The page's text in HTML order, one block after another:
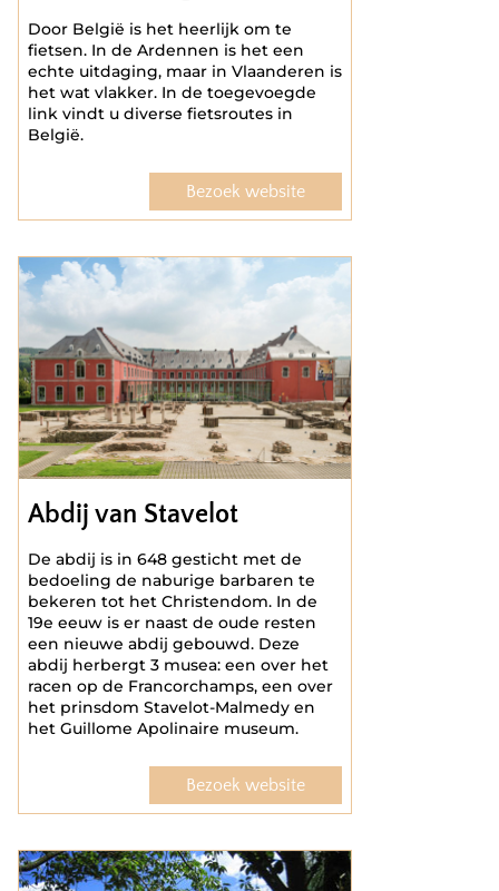
Door België is het heerlijk om te
fietsen. In de Ardennen is het een
echte uitdaging, maar in Vlaanderen is
het wat vlakker. In de toegevoegde
link vindt u diverse fietsroutes in
België.
Bezoek website
Abdij van Stavelot
De abdij is in 648 gesticht met de
bedoeling de naburige barbaren te
bekeren tot het Christendom. In de
19e eeuw is er naast de oude resten
een nieuwe abdij gebouwd. Deze
abdij herbergt 3 musea: een over het
racen op de Francorchamps, een over
het prinsdom Stavelot-Malmedy en
het Guillome Apolinaire museum.
Bezoek website